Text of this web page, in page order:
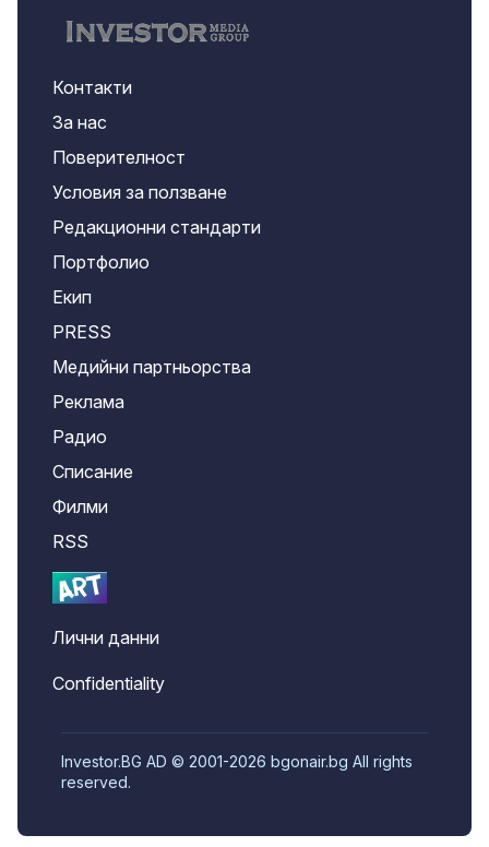
Контакти
За нас
Поверителност
Условия за ползване
Редакционни стандарти
Портфолио
Екип
PRESS
Медийни партньорства
Реклама
Радио
Списание
Филми
RSS
Лични данни
Confidentiality
Investor.BG AD © 2001-2026 bgonair.bg All rights
reserved.